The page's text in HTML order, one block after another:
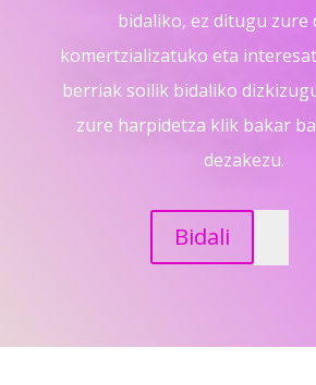
bidaliko, ez ditugu zure
komertzializatuko eta
berriak soilik bidaliko
zure harpidetza klik bakar
dezakezu.
Bidali